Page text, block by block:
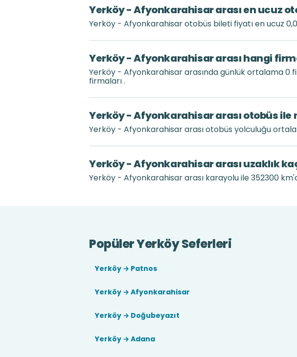
Yerköy - Afyonkarahisar arası en ucuz
Yerköy - Afyonkarahisar otobüs bileti fiyatı en ucuz
Yerköy - Afyonkarahisar arası hangi
Yerköy - Afyonkarahisar arasında günlük ortalama
firmaları .
Yerköy - Afyonkarahisar arası otobüs ile
Yerköy - Afyonkarahisar arası otobüs yolculuğu
Yerköy - Afyonkarahisar arası uzaklık
Yerköy - Afyonkarahisar arası karayolu ile 352300
Popüler Yerköy Seferleri
Yerköy → Patnos
Yerköy → Afyonkarahisar
Yerköy → Doğubeyazıt
Yerköy → Adana